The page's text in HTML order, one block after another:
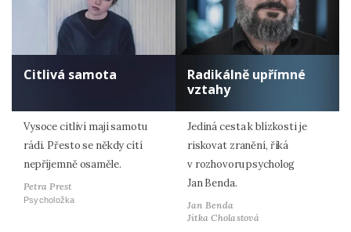
Citlivá samota
Vysoce citliví mají samotu
rádi. Přesto se někdy cítí
nepříjemně osaměle.
Petra Prest
Psycholožka
Radikálně upřímné
vztahy
Jediná cesta k blízkosti je
riskovat zranění, říká
v rozhovoru psycholog
Jan Benda.
Jan Benda
Jitka Cholastová